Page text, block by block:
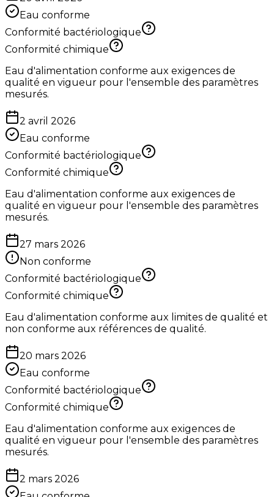
Eau conforme
Conformité bactériologique
Conformité chimique
Eau d'alimentation conforme aux exigences de
qualité en vigueur pour l'ensemble des paramètres
mesurés.
2 avril 2026
Eau conforme
Conformité bactériologique
Conformité chimique
Eau d'alimentation conforme aux exigences de
qualité en vigueur pour l'ensemble des paramètres
mesurés.
27 mars 2026
Non conforme
Conformité bactériologique
Conformité chimique
Eau d'alimentation conforme aux limites de qualité et
non conforme aux références de qualité.
20 mars 2026
Eau conforme
Conformité bactériologique
Conformité chimique
Eau d'alimentation conforme aux exigences de
qualité en vigueur pour l'ensemble des paramètres
mesurés.
2 mars 2026